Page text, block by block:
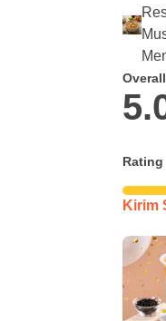
Rating
Kirim